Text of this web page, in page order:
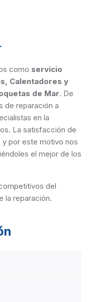
como servicio
Calentadores y
de Mar. De
de reparación a
en la
La satisfacción de
por este motivo nos
el mejor de los
del
la reparación.